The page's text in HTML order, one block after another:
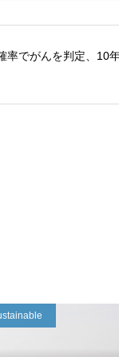
率でがんを判定、10